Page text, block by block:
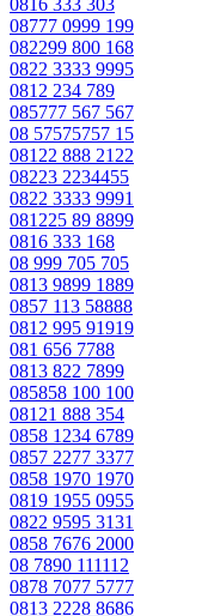
08777 0999 199
082299 800 168
0822 3333 9995
0812 234 789
085777 567 567
08 57575757 15
08122 888 2122
08223 2234455
0822 3333 9991
081225 89 8899
0816 333 168
08 999 705 705
0813 9899 1889
0857 113 58888
0812 995 91919
081 656 7788
0813 822 7899
085858 100 100
08121 888 354
0858 1234 6789
0857 2277 3377
0858 1970 1970
0819 1955 0955
0822 9595 3131
0858 7676 2000
08 7890 111112
0878 7077 5777
0813 2228 8686